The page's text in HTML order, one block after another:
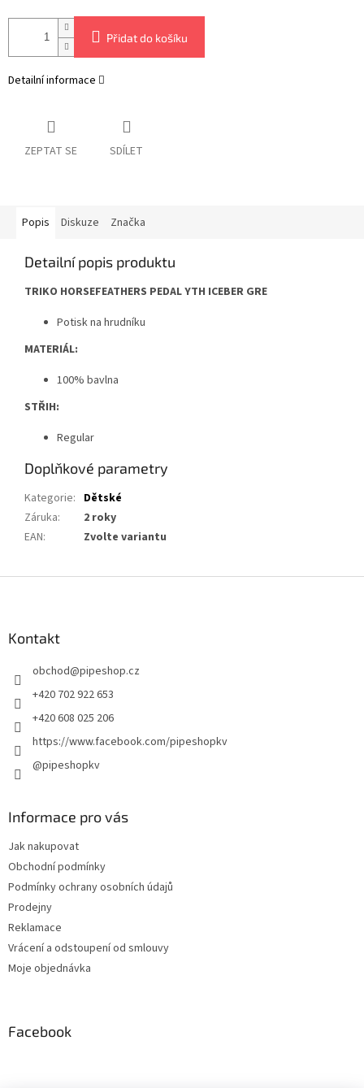
Přidat do košíku
Detailní informace
ZEPTAT SE SDÍLET
Popis Diskuze Značka
Detailní popis produktu
TRIKO HORSEFEATHERS PEDAL YTH ICEBER GRE
Potisk na hrudníku
MATERIÁL:
100% bavlna
STŘIH:
Regular
Doplňkové parametry
Kategorie: Dětské
Záruka:
2 roky
EAN: Zvolte variantu
Kontakt
obchod@pipeshop.cz
+420 702 922 653
+420 608 025 206
https://www.facebook.com/pipeshopkv
@pipeshopkv
Informace pro vás
Jak nakupovat
Obchodní podmínky
Podmínky ochrany osobních údajů
Prodejny
Reklamace
Vrácení a odstoupení od smlouvy
Moje objednávka
Facebook